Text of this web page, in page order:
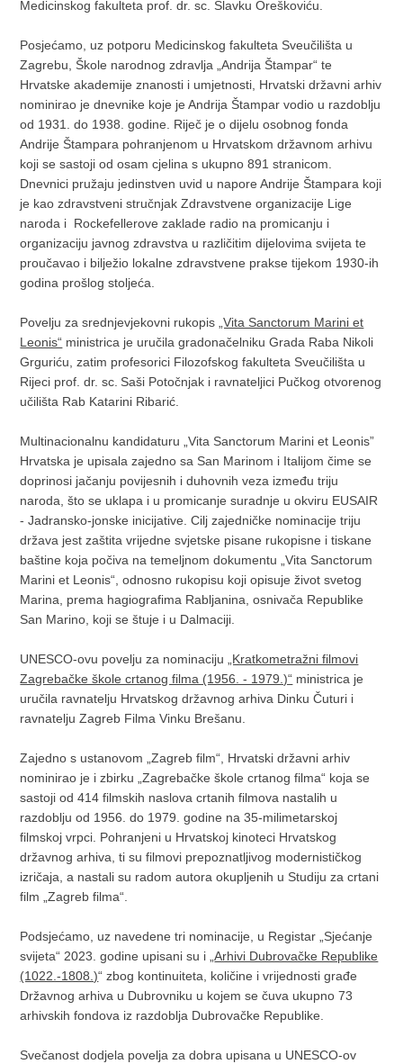
Medicinskog fakulteta prof. dr. sc. Slavku Oreškoviću.
Posjećamo, uz potporu Medicinskog fakulteta Sveučilišta u
Zagrebu, Škole narodnog zdravlja „Andrija Štampar“ te
Hrvatske akademije znanosti i umjetnosti, Hrvatski državni arhiv
nominirao je dnevnike koje je Andrija Štampar vodio u razdoblju
od 1931. do 1938. godine. Riječ je o dijelu osobnog fonda
Andrije Štampara pohranjenom u Hrvatskom državnom arhivu
koji se sastoji od osam cjelina s ukupno 891 stranicom.
Dnevnici pružaju jedinstven uvid u napore Andrije Štampara koji
je kao zdravstveni stručnjak Zdravstvene organizacije Lige
naroda i Rockefellerove zaklade radio na promicanju i
organizaciju javnog zdravstva u različitim dijelovima svijeta te
proučavao i bilježio lokalne zdravstvene prakse tijekom 1930-ih
godina prošlog stoljeća.
Povelju za srednjevjekovni rukopis„Vita Sanctorum Marini et
Leonis“ ministrica je uručila gradonačelniku Grada Raba Nikoli
Grguriću, zatim profesorici Filozofskog fakulteta Sveučilišta u
Rijeci prof. dr. sc. Saši Potočnjak i ravnateljici Pučkog otvorenog
učilišta Rab Katarini Ribarić.
Multinacionalnu kandidaturu „Vita Sanctorum Marini et Leonis”
Hrvatska je upisala zajedno sa San Marinom i Italijom čime se
doprinosi jačanju povijesnih i duhovnih veza između triju
naroda, što se uklapa i u promicanje suradnje u okviru EUSAIR
- Jadransko-jonske inicijative. Cilj zajedničke nominacije triju
država jest zaštita vrijedne svjetske pisane rukopisne i tiskane
baštine koja počiva na temeljnom dokumentu „Vita Sanctorum
Marini et Leonis“, odnosno rukopisu koji opisuje život svetog
Marina, prema hagiografima Rabljanina, osnivača Republike
San Marino, koji se štuje i u Dalmaciji.
UNESCO-ovu povelju za nominaciju„Kratkometražni filmovi
Zagrebačke škole crtanog filma (1956. - 1979.)“ ministrica je
uručila ravnatelju Hrvatskog državnog arhiva Dinku Čuturi i
ravnatelju Zagreb Filma Vinku Brešanu.
Zajedno s ustanovom „Zagreb film“, Hrvatski državni arhiv
nominirao je i zbirku „Zagrebačke škole crtanog filma“ koja se
sastoji od 414 filmskih naslova crtanih filmova nastalih u
razdoblju od 1956. do 1979. godine na 35-milimetarskoj
filmskoj vrpci. Pohranjeni u Hrvatskoj kinoteci Hrvatskog
državnog arhiva, ti su filmovi prepoznatljivog modernističkog
izričaja, a nastali su radom autora okupljenih u Studiju za crtani
film „Zagreb filma“.
Podsjećamo, uz navedene tri nominacije, u Registar „Sjećanje
svijeta“ 2023. godine upisani su i „Arhivi Dubrovačke Republike
(1022.-1808.)“ zbog kontinuiteta, količine i vrijednosti građe
Državnog arhiva u Dubrovniku u kojem se čuva ukupno 73
arhivskih fondova iz razdoblja Dubrovačke Republike.
Svečanost dodjela povelja za dobra upisana u UNESCO-ov